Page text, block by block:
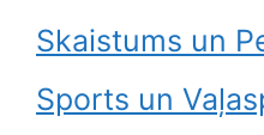
Skaistums un
Sports un